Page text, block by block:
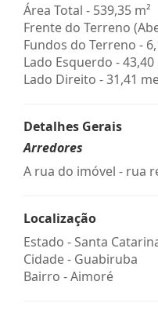
Área Total - 539,35 m²
Frente do Terreno
Fundos do Terreno -
Lado Esquerdo -
Lado Direito - 31,41
Detalhes Gerais
Arredores
A rua do imóvel - rua
Localização
Estado -Santa
Cidade - Guabiruba
Bairro -Aimoré